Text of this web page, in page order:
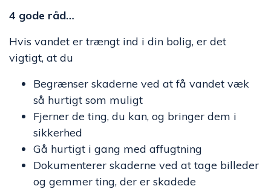
4 gode råd…
Hvis vandet er trængt ind i din bolig, er det
vigtigt, at du
Begrænser skaderne ved at få vandet væk
så hurtigt som muligt
Fjerner de ting, du kan, og bringer dem i
sikkerhed
Gå hurtigt i gang med affugtning
Dokumenterer skaderne ved at tage billeder
og gemmer ting, der er skadede